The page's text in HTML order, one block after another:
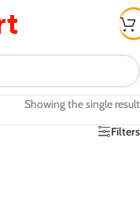
Showing the single result
Filters